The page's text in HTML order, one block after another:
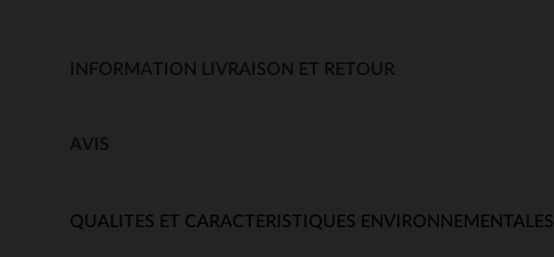
INFORMATION LIVRAISON ET RETOUR
AVIS
QUALITES ET CARACTERISTIQUES ENVIRONNEMENTALES